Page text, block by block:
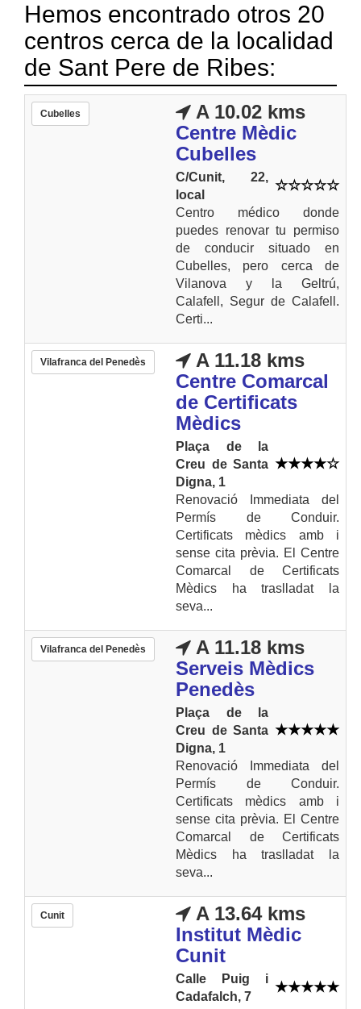
Hemos encontrado otros 20
centros cerca de la localidad
de Sant Pere de Ribes:
Cubelles
A 10.02 kms
Centre Mèdic
Cubelles
C/Cunit, 22,
local
Centro médico donde
puedes renovar tu permiso
de conducir situado en
Cubelles, pero cerca de
Vilanova y la Geltrú,
Calafell, Segur de Calafell.
Certi...
Vilafranca del Penedès
A 11.18 kms
Centre Comarcal
de Certificats
Mèdics
Plaça de la
Creu de Santa
Digna, 1
Renovació Immediata del
Permís de Conduir.
Certificats mèdics amb i
sense cita prèvia. El Centre
Comarcal de Certificats
Mèdics ha traslladat la
seva...
Vilafranca del Penedès
A 11.18 kms
Serveis Mèdics
Penedès
Plaça de la
Creu de Santa
Digna, 1
Renovació Immediata del
Permís de Conduir.
Certificats mèdics amb i
sense cita prèvia. El Centre
Comarcal de Certificats
Mèdics ha traslladat la
seva...
Cunit
A 13.64 kms
Institut Mèdic
Cunit
Calle Puig i
Cadafalch, 7